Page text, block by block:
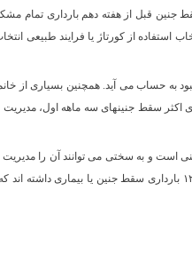
جنین قبل از هفته دهم بارداری تمام
استفاده از کورتاژ یا فرایند طبیعی
به حساب می آید. همچنین بسیاری از
سقط جنینهای سه ماهه اول، مدیریت
و به سختی می توانند آن را مدیریت
آنها فقط با عمل کورتاژ امکان پذیر است. کورتاژ برای خانم هایی توصیه می شود که بعد از هفته ۱۰ تا ۱۲ بارداری